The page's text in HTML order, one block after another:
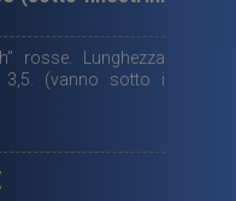
rosse. Lunghezza
3,5. (vanno sotto i